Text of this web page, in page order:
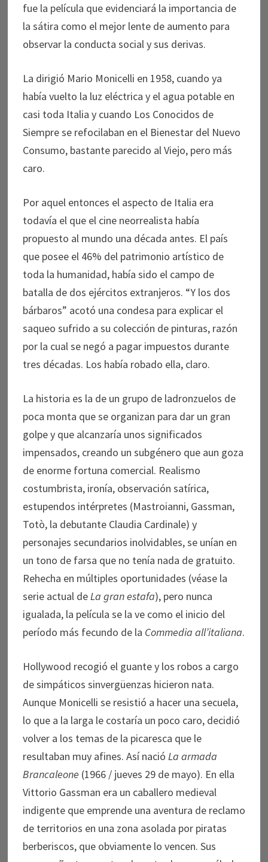
fue la película que evidenciará la importancia de
la sátira como el mejor lente de aumento para
observar la conducta social y sus derivas.
La dirigió Mario Monicelli en 1958, cuando ya
había vuelto la luz eléctrica y el agua potable en
casi toda Italia y cuando Los Conocidos de
Siempre se refocilaban en el Bienestar del Nuevo
Consumo, bastante parecido al Viejo, pero más
caro.
Por aquel entonces el aspecto de Italia era
todavía el que el cine neorrealista había
propuesto al mundo una década antes. El país
que posee el 46% del patrimonio artístico de
toda la humanidad, había sido el campo de
batalla de dos ejércitos extranjeros. “Y los dos
bárbaros” acotó una condesa para explicar el
saqueo sufrido a su colección de pinturas, razón
por la cual se negó a pagar impuestos durante
tres décadas. Los había robado ella, claro.
La historia es la de un grupo de ladronzuelos de
poca monta que se organizan para dar un gran
golpe y que alcanzaría unos significados
impensados, creando un subgénero que aun goza
de enorme fortuna comercial. Realismo
costumbrista, ironía, observación satírica,
estupendos intérpretes (Mastroianni, Gassman,
Totò, la debutante Claudia Cardinale) y
personajes secundarios inolvidables, se unían en
un tono de farsa que no tenía nada de gratuito.
Rehecha en múltiples oportunidades (véase la
serie actual de La gran estafa), pero nunca
igualada, la película se la ve como el inicio del
período más fecundo de la Commedia all’italiana.
Hollywood recogió el guante y los robos a cargo
de simpáticos sinvergüenzas hicieron nata.
Aunque Monicelli se resistió a hacer una secuela,
lo que a la larga le costaría un poco caro, decidió
volver a los temas de la picaresca que le
resultaban muy afines. Así nació La armada
Brancaleone (1966 / jueves 29 de mayo). En ella
Vittorio Gassman era un caballero medieval
indigente que emprende una aventura de reclamo
de territorios en una zona asolada por piratas
berberiscos, que obviamente lo vencen. Sus